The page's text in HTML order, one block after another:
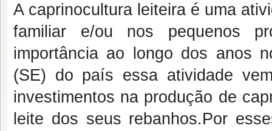
A caprinocultura leiteira é uma
familiar e/ou nos pequenos
importância ao longo dos anos
(SE) do país essa atividade
investimentos na produção de
leite dos seus rebanhos.Por